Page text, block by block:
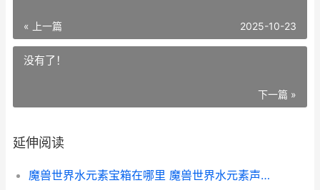
« 上一篇 2025-10-23
没有了！
下一篇 »
延伸阅读
魔兽世界水元素宝箱在哪里 魔兽世界水元素声望怎么刷